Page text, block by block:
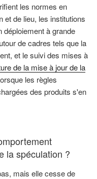
les normes en
et de lieu, les institutions
à grande
de cadres tels que la
et le suivi des mises à
de la mise à jour de la
les règles
des produits s'en
la spéculation ?
mais elle cesse de